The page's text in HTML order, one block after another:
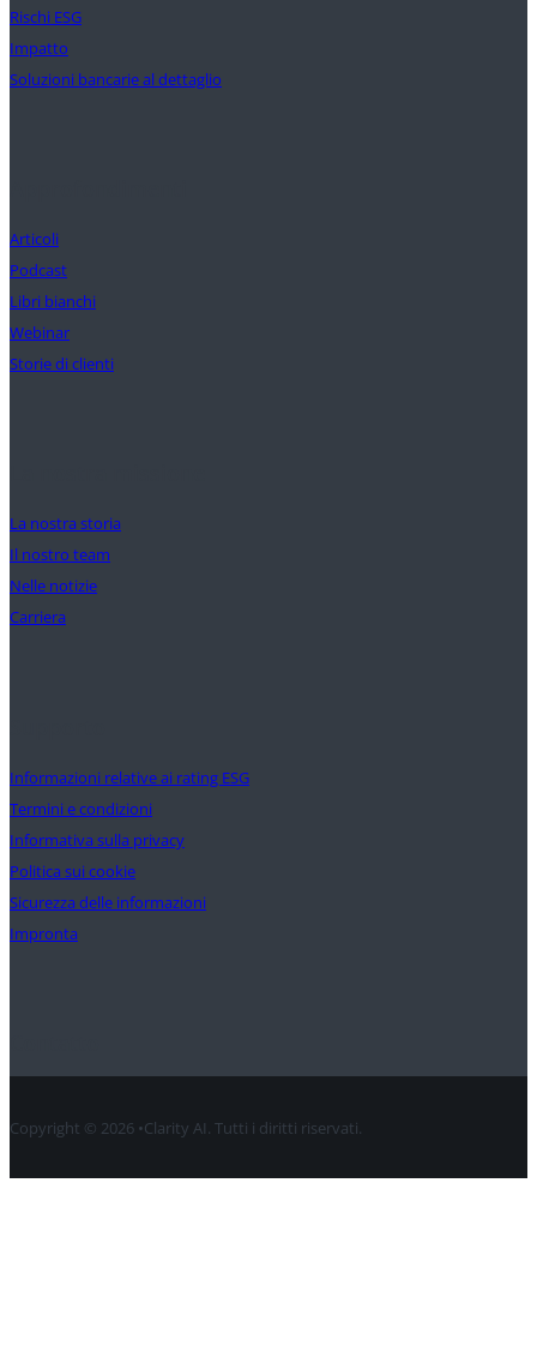
Rischi ESG
Impatto
Soluzioni bancarie al dettaglio
Articoli
Podcast
Libri bianchi
Webinar
Storie di clienti
La nostra storia
Il nostro team
Nelle notizie
Carriera
Informazioni relative ai rating ESG
Termini e condizioni
Informativa sulla privacy
Politica sui cookie
Sicurezza delle informazioni
Impronta
Copyright © 2026 •Clarity AI. Tutti i diritti riservati.